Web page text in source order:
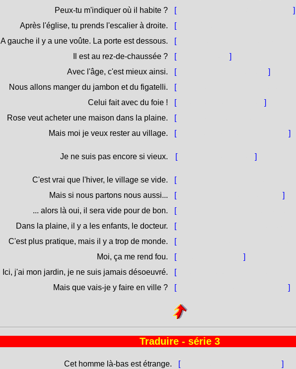
Peux-tu m'indiquer où il habite ?
[
]
Après l'église, tu prends l'escalier à droite.
[
A gauche il y a une voûte. La porte est dessous.
[
Il est au rez-de-chaussée ?
[
]
Avec l'âge, c'est mieux ainsi.
[
]
Nous allons manger du jambon et du figatelli.
[
Celui fait avec du foie !
[
]
Rose veut acheter une maison dans la plaine.
[
Mais moi je veux rester au village.
[ ]
Je ne suis pas encore si vieux. [ ]
C'est vrai que l'hiver, le village se vide. [
Mais si nous partons nous aussi...
[
]
... alors là oui, il sera vide pour de bon.
[
Dans la plaine, il y a les enfants, le docteur.
[
C'est plus pratique, mais il y a trop de monde.
[
Moi, ça me rend fou.
[
]
Ici, j'ai mon jardin, je ne suis jamais désoeuvré.
[
Mais que vais-je y faire en ville ?
[ ]
Traduire - série 3
Cet homme là-bas est étrange. [
]